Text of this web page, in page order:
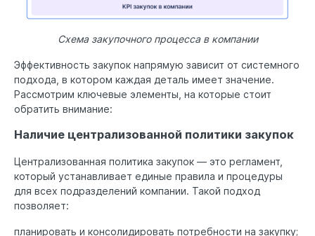
Схема закупочного процесса в компании
Эффективность закупок напрямую зависит от системного
подхода, в котором каждая деталь имеет значение.
Рассмотрим ключевые элементы, на которые стоит
обратить внимание:
Наличие централизованной политики закупок
Централизованная политика закупок — это регламент,
который устанавливает единые правила и процедуры
для всех подразделений компании. Такой подход
позволяет:
планировать и консолидировать потребности на закупку;